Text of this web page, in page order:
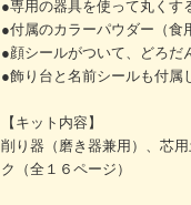
●専用の器具を使って丸くす
●付属のカラーパウダー（食
●顔シールがついて、どろだ
●飾り台と名前シールも付属
【キット内容】
削り器（磨き器兼用）、芯
ク（全１６ページ）